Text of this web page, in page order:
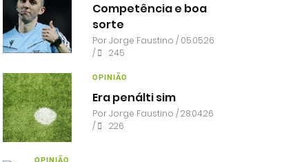
Competência e boa
sorte
PorJorge Faustino / 05.05.26
/
245
OPINIÃO
Era penálti sim
PorJorge Faustino / 28.04.26
/
226